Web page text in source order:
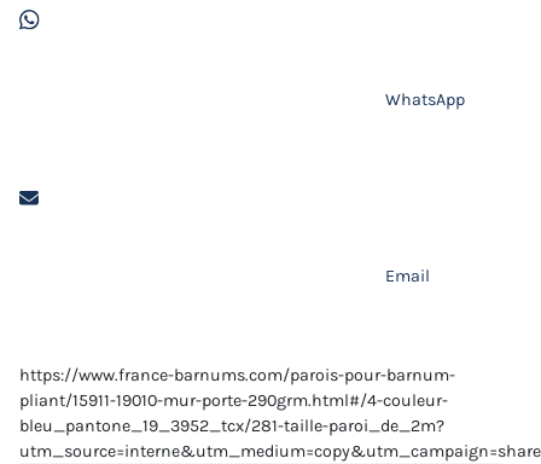
WhatsApp
Email
https://www.france-barnums.com/parois-pour-barnum-
pliant/15911-19010-mur-porte-290grm.html#/4-couleur-
bleu_pantone_19_3952_tcx/281-taille-paroi_de_2m?